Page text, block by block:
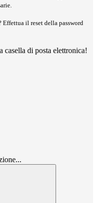
Effettua il reset della password
casella di posta elettronica!